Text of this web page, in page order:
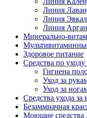
Линия
Линия
Линия
Минерально-
Здоровое питание
Средства по уходу
Гигиена
Уход за
Уход за
Средства ухода за
Безаммиачная
Моющие средства